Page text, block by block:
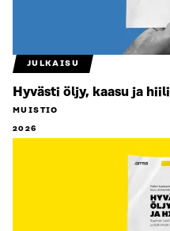
JULKAISU
Hyvästi öljy, kaasu ja hiili
MUISTIO
2026